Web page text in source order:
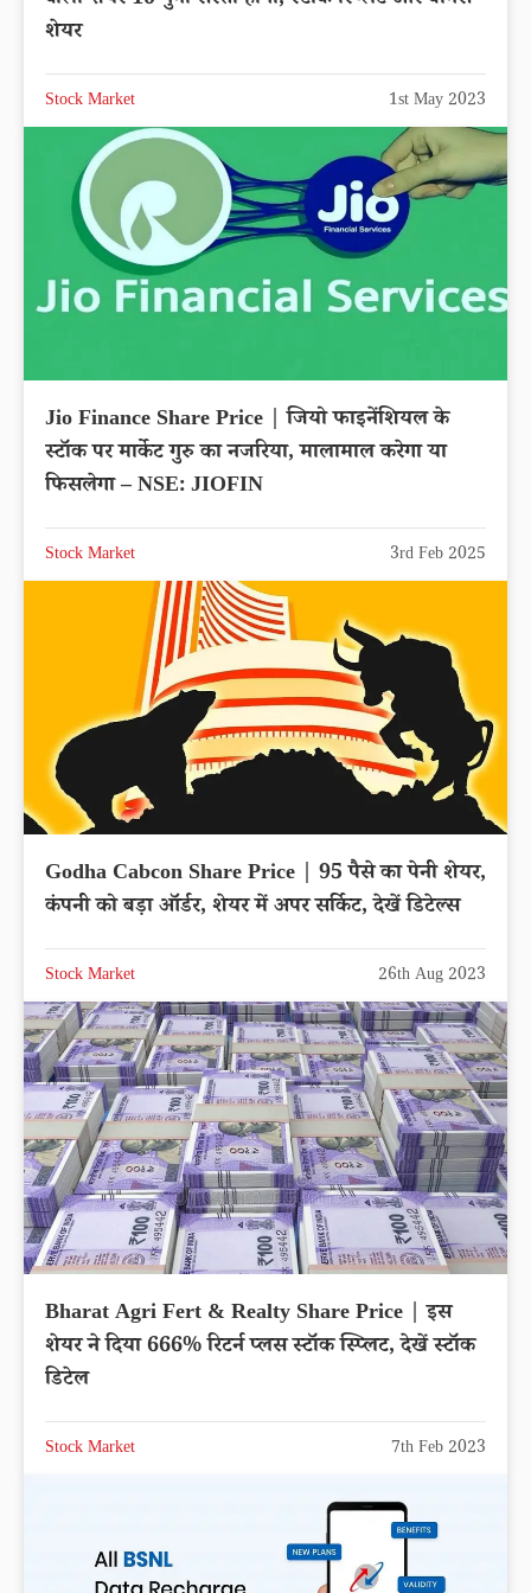
शेयर
Stock Market 1st May 2023
Jio Finance Share Price | जियो फाइनेंशियल के
स्टॉक पर मार्केट गुरु का नजरिया, मालामाल करेगा या
फिसलेगा – NSE: JIOFIN
Stock Market 3rd Feb 2025
Godha Cabcon Share Price | 95 पैसे का पेनी शेयर,
कंपनी को बड़ा ऑर्डर, शेयर में अपर सर्किट, देखें डिटेल्स
Stock Market 26th Aug 2023
Bharat Agri Fert & Realty Share Price | इस
शेयर ने दिया 666% रिटर्न प्लस स्टॉक स्प्लिट, देखें स्टॉक
डिटेल
Stock Market 7th Feb 2023